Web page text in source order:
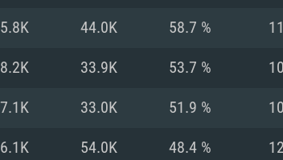
Metal.
Network:
Disco:
mínima
Vulkan.
Network:
Disco:
44.0K 58.7 %
33.9K 53.7 %
33.0K 51.9 %
54.0K 48.4 %